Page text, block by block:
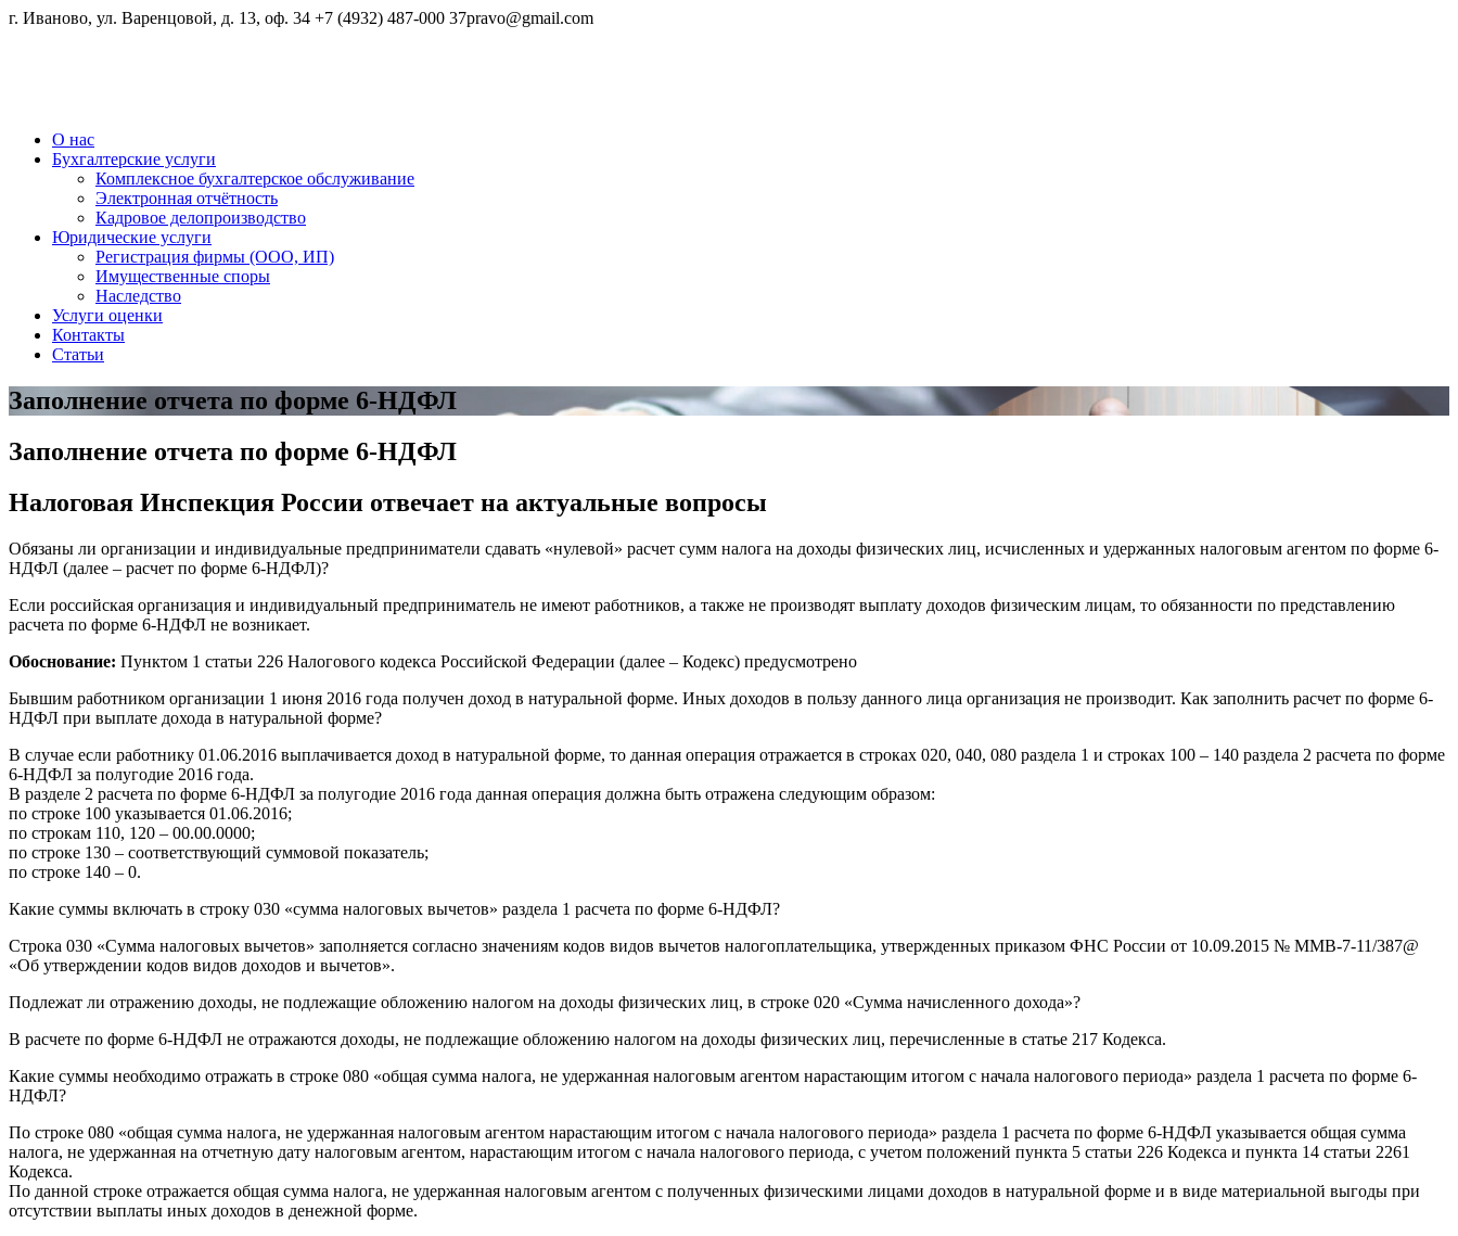
г. Иваново, ул. Варенцовой, д. 13, оф. 34 +7 (4932) 487-000 37pravo@gmail.com
37 Право
Бухгалтерские и юридические услуги
О нас
Бухгалтерские услуги
Комплексное бухгалтерское обслуживание
Электронная отчётность
Кадровое делопроизводство
Юридические услуги
Регистрация фирмы (ООО, ИП)
Имущественные споры
Наследство
Услуги оценки
Контакты
Статьи
Заполнение отчета по форме 6-НДФЛ
Заполнение отчета по форме 6-НДФЛ
Налоговая Инспекция России отвечает на актуальные вопросы
Обязаны ли организации и индивидуальные предприниматели сдавать «нулевой» расчет сумм налога на доходы физических лиц, исчисленных и удержанных налоговым агентом по форме 6-
НДФЛ (далее – расчет по форме 6-НДФЛ)?
Если российская организация и индивидуальный предприниматель не имеют работников, а также не производят выплату доходов физическим лицам, то обязанности по представлению
расчета по форме 6-НДФЛ не возникает.
Обоснование: Пунктом 1 статьи 226 Налогового кодекса Российской Федерации (далее – Кодекс) предусмотрено
Бывшим работником организации 1 июня 2016 года получен доход в натуральной форме. Иных доходов в пользу данного лица организация не производит. Как заполнить расчет по форме 6-
НДФЛ при выплате дохода в натуральной форме?
В случае если работнику 01.06.2016 выплачивается доход в натуральной форме, то данная операция отражается в строках 020, 040, 080 раздела 1 и строках 100 – 140 раздела 2 расчета по форме
6-НДФЛ за полугодие 2016 года.
В разделе 2 расчета по форме 6-НДФЛ за полугодие 2016 года данная операция должна быть отражена следующим образом:
по строке 100 указывается 01.06.2016;
по строкам 110, 120 – 00.00.0000;
по строке 130 – соответствующий суммовой показатель;
по строке 140 – 0.
Какие суммы включать в строку 030 «сумма налоговых вычетов» раздела 1 расчета по форме 6-НДФЛ?
Строка 030 «Сумма налоговых вычетов» заполняется согласно значениям кодов видов вычетов налогоплательщика, утвержденных приказом ФНС России от 10.09.2015 № ММВ-7-11/387@
«Об утверждении кодов видов доходов и вычетов».
Подлежат ли отражению доходы, не подлежащие обложению налогом на доходы физических лиц, в строке 020 «Сумма начисленного дохода»?
В расчете по форме 6-НДФЛ не отражаются доходы, не подлежащие обложению налогом на доходы физических лиц, перечисленные в статье 217 Кодекса.
Какие суммы необходимо отражать в строке 080 «общая сумма налога, не удержанная налоговым агентом нарастающим итогом с начала налогового периода» раздела 1 расчета по форме 6-
НДФЛ?
По строке 080 «общая сумма налога, не удержанная налоговым агентом нарастающим итогом с начала налогового периода» раздела 1 расчета по форме 6-НДФЛ указывается общая сумма
налога, не удержанная на отчетную дату налоговым агентом, нарастающим итогом с начала налогового периода, с учетом положений пункта 5 статьи 226 Кодекса и пункта 14 статьи 2261
Кодекса.
По данной строке отражается общая сумма налога, не удержанная налоговым агентом с полученных физическими лицами доходов в натуральной форме и в виде материальной выгоды при
отсутствии выплаты иных доходов в денежной форме.